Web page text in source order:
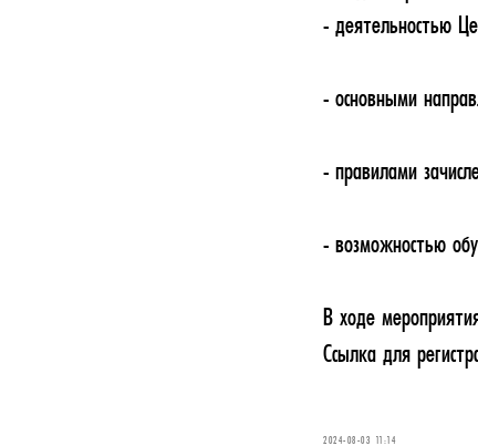
- деятельностью
- основными
- правилами
- возможностью
В ходе
Ссылка для
2024-08-03 11:14